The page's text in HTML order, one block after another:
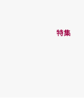
特集